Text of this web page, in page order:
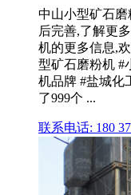
中山小型矿石
后完善,了解更
机的更多信息,
型矿石磨粉机 #
机品牌 #盐城化
了999个 ...
联系电话: 180